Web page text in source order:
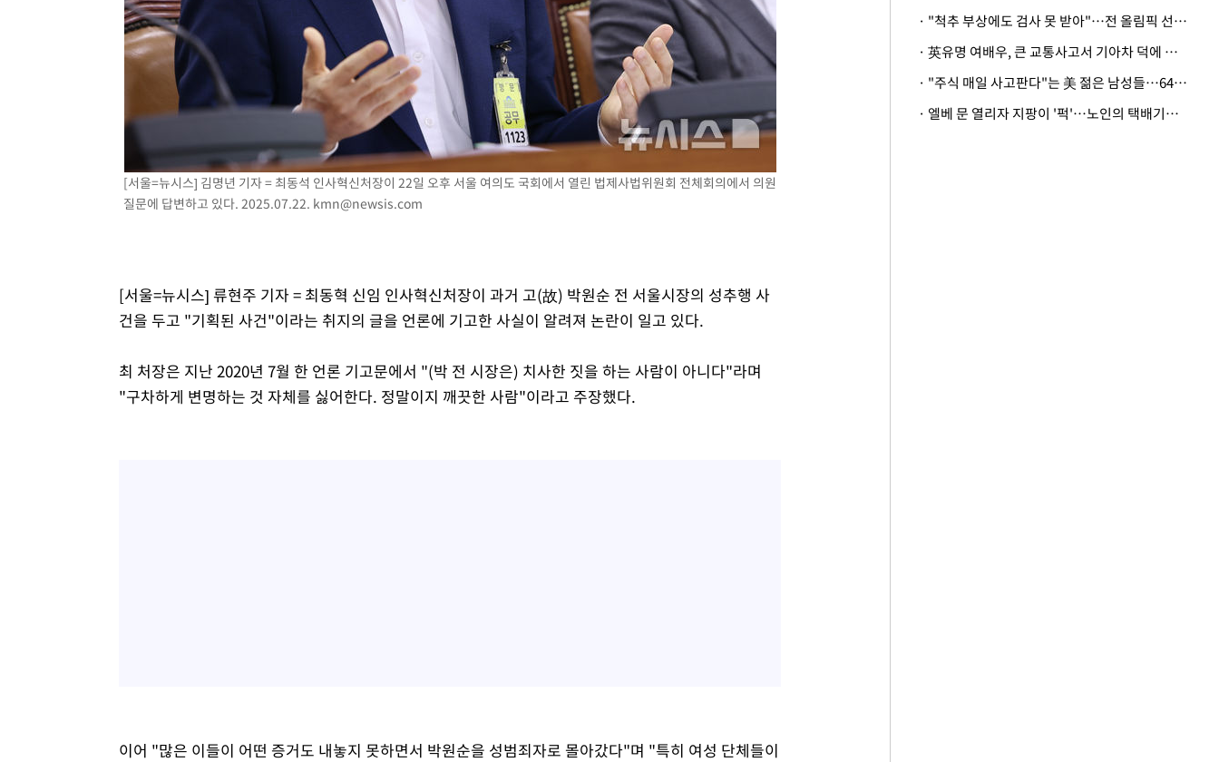
남자 농구, 나고야 아시안게임서 '홈팀' 일본과 한일전
여수 오동도 해상서 모터보트 전복…1명 사망·1명 실종
극한폭염 한풀 꺾이지만…'낮 최고 35도' 무더위, 열대야 계속[다음주
축구협회 "압수수색·성접대 논란 사과…쇄신의 기회로 삼겠다"
[속보]'압수수색·성접대 논란' 축구협회 "실망과 걱정 안겨드려 죄송"
'최고 37도' 폭염 지속…강원동해안 최대 150㎜ 비
[속보]뉴욕증시 상승 마감…S&P 0.6% 나스닥 1.3%↑
[서울=뉴시스] 김명년 기자 = 최동석 인사혁신처장이 22일 오후 서울 여의도 국회에서 열린 법제사법위원회 전체회의에서 의원
질문에 답변하고 있다. 2025.07.22. kmn@newsis.com
[서울=뉴시스] 류현주 기자 = 최동혁 신임 인사혁신처장이 과거 고(故) 박원순 전 서울시장의 성추행 사
건을 두고 "기획된 사건"이라는 취지의 글을 언론에 기고한 사실이 알려져 논란이 일고 있다.
최 처장은 지난 2020년 7월 한 언론 기고문에서 "(박 전 시장은) 치사한 짓을 하는 사람이 아니다"라며
"구차하게 변명하는 것 자체를 싫어한다. 정말이지 깨끗한 사람"이라고 주장했다.
이어 "많은 이들이 어떤 증거도 내놓지 못하면서 박원순을 성범죄자로 몰아갔다"며 "특히 여성 단체들이
· "척추 부상에도 검사 못 받아"…전 올림픽 선수, 美봅슬레이협회 상대 소송
· 英유명 여배우, 큰 교통사고서 기아차 덕에 살았다
· "주식 매일 사고판다"는 美 젊은 남성들…64%가 "나는 인생의 패배자“
· 엘베 문 열리자 지팡이 '퍽'…노인의 택배기사 폭행 이유